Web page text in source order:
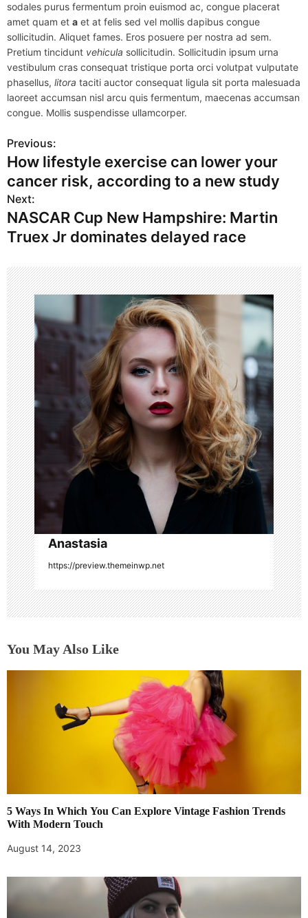
sodales purus fermentum proin euismod ac, congue placerat
amet quam et a et at felis sed vel mollis dapibus congue
sollicitudin. Aliquet fames. Eros posuere per nostra ad sem.
Pretium tincidunt vehicula sollicitudin. Sollicitudin ipsum urna
vestibulum cras consequat tristique porta orci volutpat vulputate
phasellus, litora taciti auctor consequat ligula sit porta malesuada
laoreet accumsan nisl arcu quis fermentum, maecenas accumsan
congue. Mollis suspendisse ullamcorper.
P
o
s
t
a
v
i
g
a
t
i
o
n
Previous:
How lifestyle exercise can lower your
cancer risk, according to a new study
Next:
NASCAR Cup New Hampshire: Martin
Truex Jr dominates delayed race
Anastasia
https://preview.themeinwp.net
You May Also Like
5 Ways In Which You Can Explore Vintage Fashion Trends
With Modern Touch
August 14, 2023